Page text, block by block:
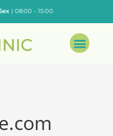
| 08:00 - 15:00